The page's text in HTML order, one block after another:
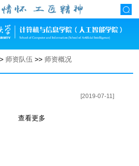
师资队伍 >> 师资概况
[2019-07-11]
查看更多